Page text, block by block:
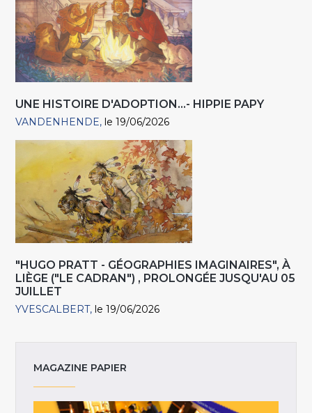
UNE HISTOIRE D'ADOPTION...- HIPPIE PAPY
VANDENHENDE le 19/06/2026
"HUGO PRATT - GÉOGRAPHIES IMAGINAIRES", À
LIÈGE ("LE CADRAN") , PROLONGÉE JUSQU'AU 05
JUILLET
YVESCALBERT le 19/06/2026
MAGAZINE PAPIER